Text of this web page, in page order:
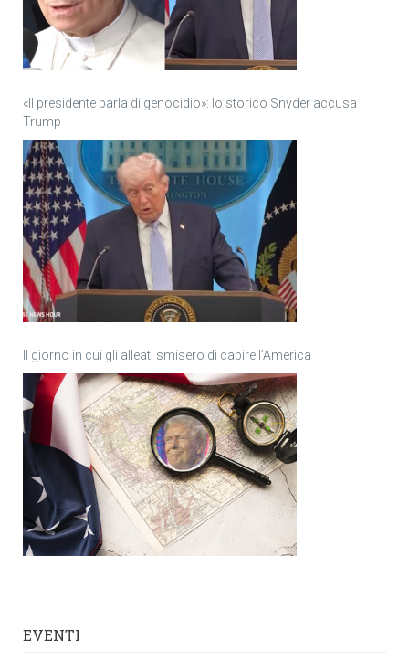
«Il presidente parla di genocidio»: lo storico Snyder accusa
Trump
Il giorno in cui gli alleati smisero di capire l’America
EVENTI